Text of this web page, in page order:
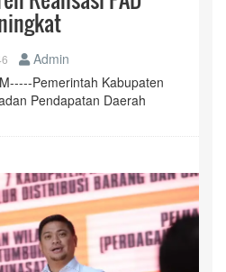
Admin
Pemerintah Kabupaten
Pendapatan Daerah